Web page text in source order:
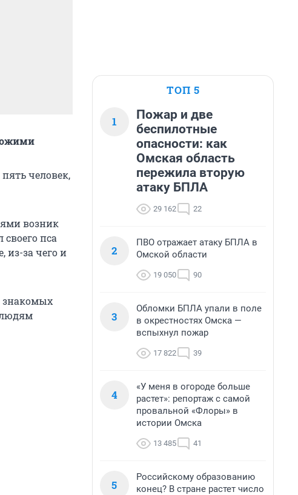
человек,
возник
пса
из-за чего и
знакомых
людям
ТОП 5
1
Пожар и две
беспилотные
опасности: как
Омская область
пережила вторую
атаку БПЛА
29 162 22
2
ПВО отражает атаку БПЛА в
Омской области
19 050 90
3
Обломки БПЛА упали в поле
в окрестностях Омска —
вспыхнул пожар
17 822 39
4
«У меня в огороде больше
растет»: репортаж с самой
провальной «Флоры» в
истории Омска
13 485 41
5
Российскому образованию
конец? В стране растет число